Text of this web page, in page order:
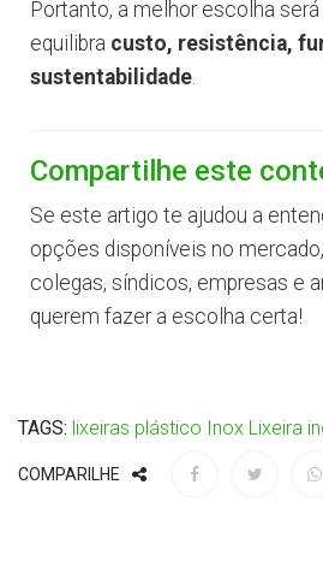
Portanto, a melhor escolha
equilibra custo, resistência,
sustentabilidade.
Compartilhe este
Se este artigo te ajudou a
opções disponíveis no
colegas, síndicos, empresas e
querem fazer a escolha certa!
TAGS: lixeiras plástico Inox Lixeira
COMPARILHE